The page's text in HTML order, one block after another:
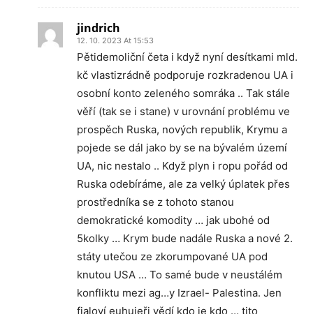
jindrich
12. 10. 2023 At 15:53
Pětidemoliční četa i když nyní desítkami mld.
kč vlastizrádně podporuje rozkradenou UA i
osobní konto zeleného somráka .. Tak stále
věří (tak se i stane) v urovnání problému ve
prospěch Ruska, nových republik, Krymu a
pojede se dál jako by se na bývalém území
UA, nic nestalo .. Když plyn i ropu pořád od
Ruska odebíráme, ale za velký úplatek přes
prostředníka se z tohoto stanou
demokratické komodity … jak ubohé od
5kolky … Krym bude nadále Ruska a nové 2.
státy utečou ze zkorumpované UA pod
knutou USA … To samé bude v neustálém
konfliktu mezi ag…y Izrael- Palestina. Jen
fialoví euhujeři vědí kdo je kdo … tito